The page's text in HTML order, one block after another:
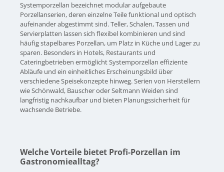
Systemporzellan bezeichnet modular aufgebaute
Porzellanserien, deren einzelne Teile funktional und optisch
aufeinander abgestimmt sind. Teller, Schalen, Tassen und
Servierplatten lassen sich flexibel kombinieren und sind
häufig stapelbares Porzellan, um Platz in Küche und Lager zu
sparen. Besonders in Hotels, Restaurants und
Cateringbetrieben ermöglicht Systemporzellan effiziente
Abläufe und ein einheitliches Erscheinungsbild über
verschiedene Speisekonzepte hinweg. Serien von Herstellern
wie Schönwald, Bauscher oder Seltmann Weiden sind
langfristig nachkaufbar und bieten Planungssicherheit für
wachsende Betriebe.
Welche Vorteile bietet Profi-Porzellan im
Gastronomiealltag?